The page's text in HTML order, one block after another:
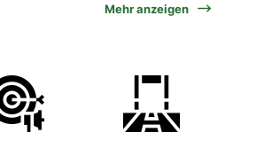
Mehr anzeigen